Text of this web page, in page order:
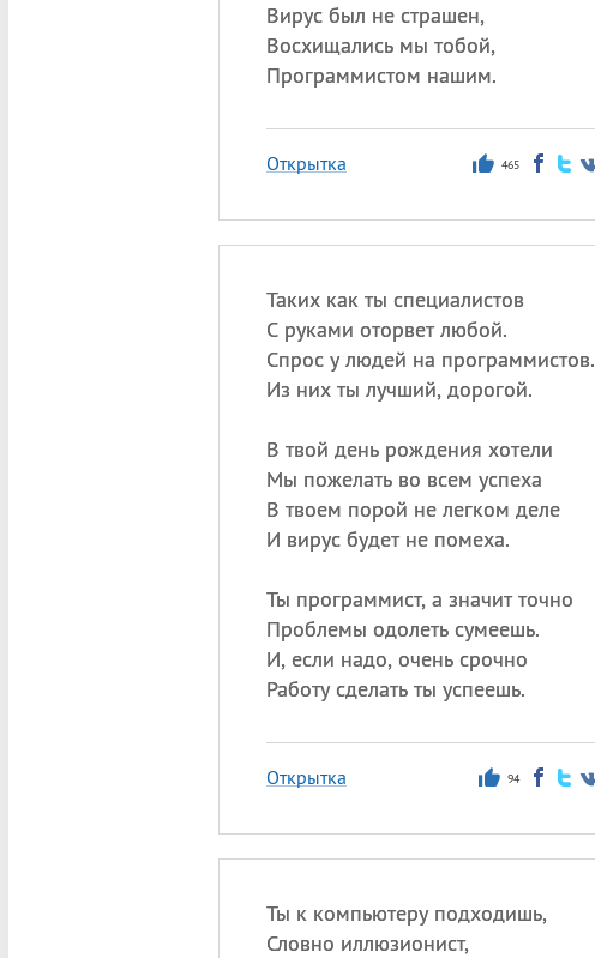
Вирус был не страшен,
Восхищались мы тобой,
Программистом нашим.
Открытка 465
Таких как ты специалистов
С руками оторвет любой.
Спрос у людей на программистов.
Из них ты лучший, дорогой.
В твой день рождения хотели
Мы пожелать во всем успеха
В твоем порой не легком деле
И вирус будет не помеха.
Ты программист, а значит точно
Проблемы одолеть сумеешь.
И, если надо, очень срочно
Работу сделать ты успеешь.
Открытка 94
Ты к компьютеру подходишь,
Словно иллюзионист,